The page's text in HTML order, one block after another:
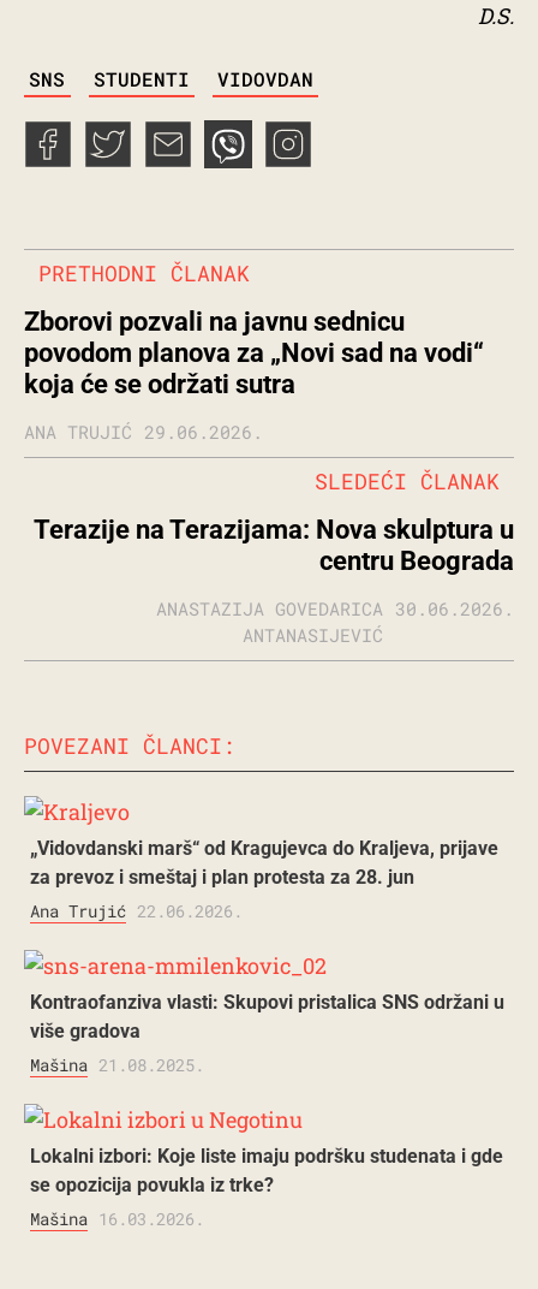
D.S.
SNS STUDENTI VIDOVDAN
PRETHODNI ČLANAK
Zborovi pozvali na javnu sednicu
povodom planova za „Novi sad na vodi“
koja će se održati sutra
ANA TRUJIĆ 29.06.2026.
Terazije na Terazijama: Nova skulptura u
centru Beograda
SLEDEĆI ČLANAK
ANASTAZIJA GOVEDARICA
ANTANASIJEVIĆ
30.06.2026.
POVEZANI ČLANCI:
„Vidovdanski marš“ od Kragujevca do Kraljeva, prijave
za prevoz i smeštaj i plan protesta za 28. jun
Ana Trujić 22.06.2026.
Kontraofanziva vlasti: Skupovi pristalica SNS održani u
više gradova
Mašina 21.08.2025.
Lokalni izbori: Koje liste imaju podršku studenata i gde
se opozicija povukla iz trke?
Mašina 16.03.2026.